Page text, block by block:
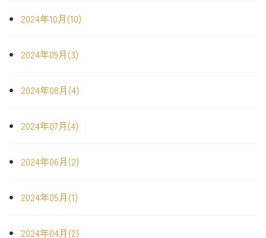
2024年10月(10)
2024年09月(3)
2024年08月(4)
2024年07月(4)
2024年06月(2)
2024年05月(1)
2024年04月(2)